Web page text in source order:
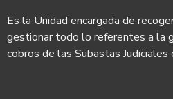
Es la Unidad encargada de
gestionar todo lo referentes a la
cobros de las Subastas Judiciales